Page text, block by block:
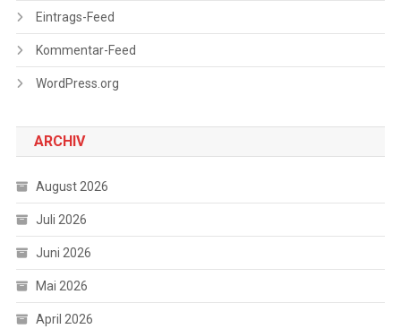
Eintrags-Feed
Kommentar-Feed
WordPress.org
ARCHIV
August 2026
Juli 2026
Juni 2026
Mai 2026
April 2026